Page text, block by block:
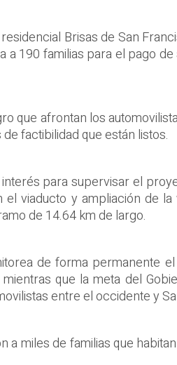
Brisas de San
190 familias para el pago
que afrontan los
factibilidad que están listos.
para supervisar el
viaducto y ampliación de
de 14.64 km de largo.
de forma permanente
que la meta del
entre el occidente y
miles de familias que